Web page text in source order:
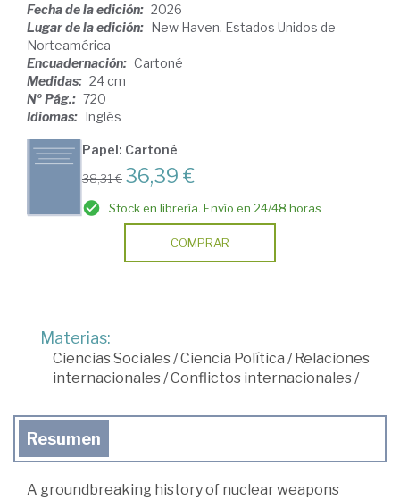
Fecha de la edición: 2026
Lugar de la edición: New Haven. Estados Unidos de
Norteamérica
Encuadernación: Cartoné
Medidas: 24 cm
Nº Pág.: 720
Idiomas: Inglés
Papel: Cartoné
38,31 € 36,39 €
Stock en librería. Envío en 24/48 horas
COMPRAR
Materias:
Ciencias Sociales/Ciencia Política /Relaciones
internacionales/Conflictos internacionales/
Resumen
A groundbreaking history of nuclear weapons